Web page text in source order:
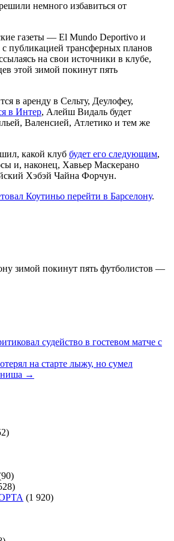
немного избавиться от
газеты — El Mundo Deportivo и
публикацией трансферных планов
на свои источники в клубе,
этой зимой покинут пять
в аренду в Сельту, Деулофеу,
в Интер, Алейш Видаль будет
Валенсией, Атлетико и тем же
какой клуб будет его следующим,
и, наконец, Хавьер Маскерано
Хэбэй Чайна Форчун.
Коутиньо перейти в Барселону.
зимой покинут пять футболистов —
судейство в гостевом матче с
на старте лыжу, но сумел
→
(1 920)